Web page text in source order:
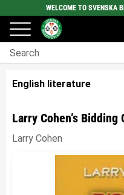
Menu
WELCOME TO SVENSKA
English literature
Larry Cohen’s Bidding
Larry Cohen